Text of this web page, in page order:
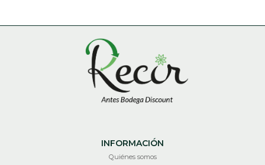
INFORMACIÓN
Quiénes somos